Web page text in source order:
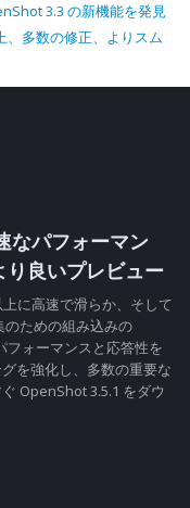
3.3 の新機能を発見
多数の修正、よりスム
なパフォーマン
り良いプレビュー
に高速で滑らか、そして
ための組み込みの
ォーマンスと応答性を
を強化し、多数の重要な
OpenShot 3.5.1 をダウ